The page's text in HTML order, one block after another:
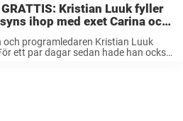
GRATTIS: Kristian Luuk fyller
ihop med exet Carina och
och programledaren Kristian Luuk
ett par dagar sedan hade han också